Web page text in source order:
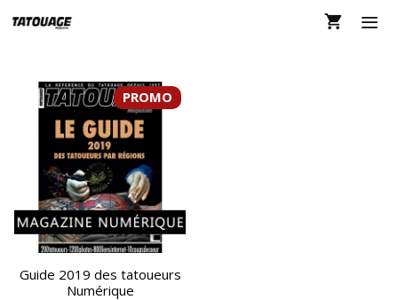
au
PROMO
Guide 2019 des tatoueurs
Numérique